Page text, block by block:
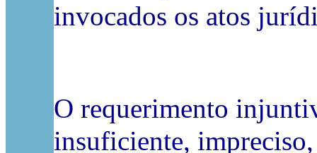
invocados os atos
O requerimento
insuficiente,